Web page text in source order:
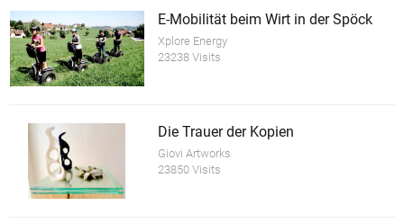
E-Mobilität beim Wirt in der Spöck
Xplore Energy
23238 Visits
Die Trauer der Kopien
Giovi Artworks
23850 Visits